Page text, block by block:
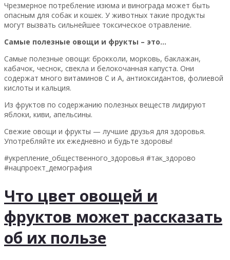
Чрезмерное потребление изюма и винограда может быть
опасным для собак и кошек. У животных такие продукты
могут вызвать сильнейшее токсическое отравление.
Самые полезные овощи и фрукты – это…
Самые полезные овощи: брокколи, морковь, баклажан,
кабачок, чеснок, свекла и белокочанная капуста. Они
содержат много витаминов С и А, антиоксидантов, фолиевой
кислоты и кальция.
Из фруктов по содержанию полезных веществ лидируют
яблоки, киви, апельсины.
Свежие овощи и фрукты — лучшие друзья для здоровья.
Употребляйте их ежедневно и будьте здоровы!
#укрепление_общественного_здоровья #так_здорово
#нацпроект_демография
Что цвет овощей и
фруктов может рассказать
об их пользе